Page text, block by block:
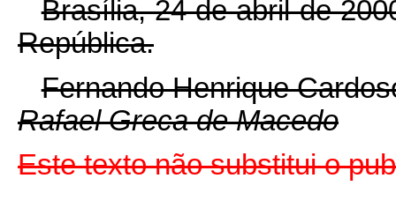
Brasília, 24 de abril de
República.
Fernando Henrique
Rafael Greca de Macedo
Este texto não substitui o